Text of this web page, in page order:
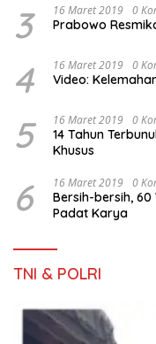
3 16 Maret 2019 0
Prabowo
4 16 Maret 2019 0
Video:
5 16 Maret 2019 0
14 Tahun
Khusus
6 16 Maret 2019 0
Bersih-bersih,
Padat Karya
TNI & POLRI